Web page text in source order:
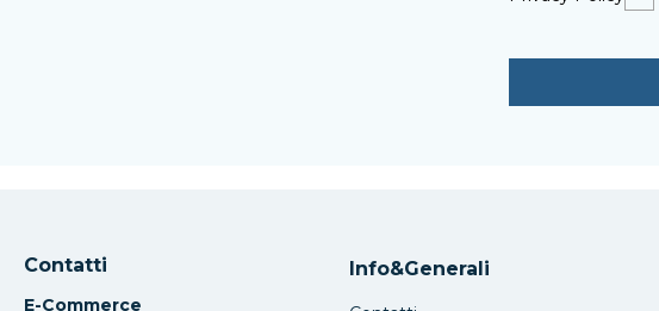
Contatti
E-Commerce
Info&Generali